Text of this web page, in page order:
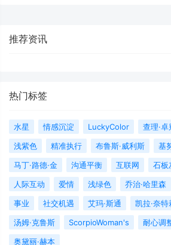
推荐资讯
热门标签
水星 情感沉淀 LuckyColor 查理·卓
浅紫色
精准执行 布鲁斯·威利斯
基
马丁·路德·金
沟通平衡 互联网 石板
人际互动
爱情 浅绿色 乔治·哈里森
事业
社交机遇 艾玛·斯通 凯拉·奈特
汤姆·克鲁斯
ScorpioWoman's 耐心调
奥黛丽·赫本